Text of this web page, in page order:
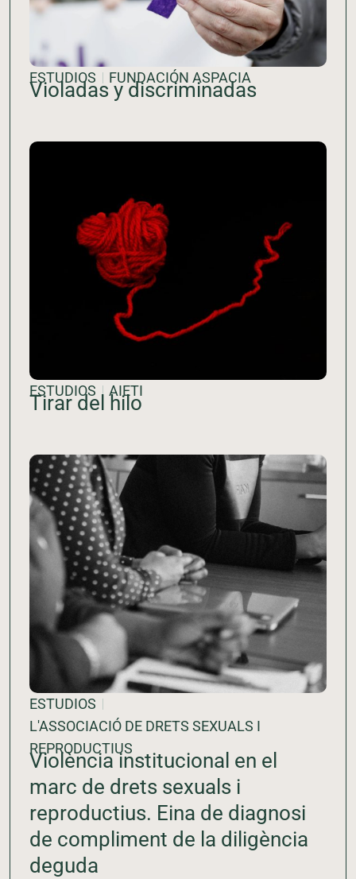
ESTUDIOS FUNDACIÓN ASPACIA
Violadas y discriminadas
ESTUDIOS AIETI
Tirar del hilo
ESTUDIOS
L'ASSOCIACIÓ DE DRETS SEXUALS I
REPRODUCTIUS
Violència institucional en el
marc de drets sexuals i
reproductius. Eina de diagnosi
de compliment de la diligència
deguda